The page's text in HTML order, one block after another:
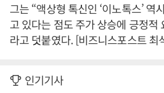
그는 “액상형 톡신인 ‘이노톡스’ 역
고 있다는 점도 주가 상승에 긍정적
라고 덧붙였다. [비즈니스포스트 최
인기기사